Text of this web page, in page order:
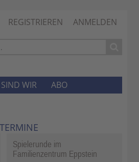
REGISTRIEREN ANMELDEN
Spielerunde im
Familienzentrum Eppstein
WIR ABO